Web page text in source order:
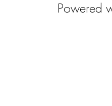
Powered